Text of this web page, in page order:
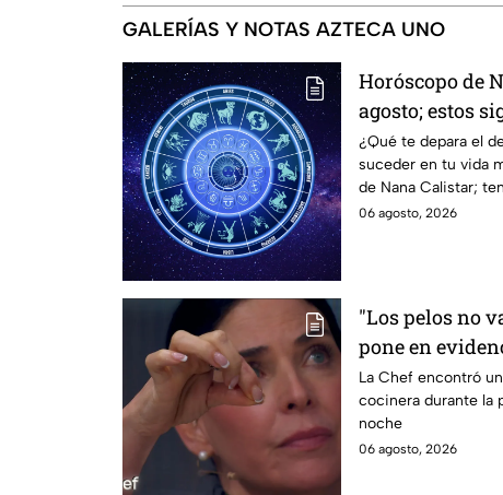
GALERÍAS Y NOTAS AZTECA UNO
Horóscopo de
agosto; estos
estar solteros
imaginan y
laborales
¿Qué te depara el
suceder en tu vida
de Nana Calistar;
afrontar el futuro.
06 agosto, 2026
"Los pelos no
pone en
de mandiles
La Chef encontró
cocinera durante la
noche
06 agosto, 2026